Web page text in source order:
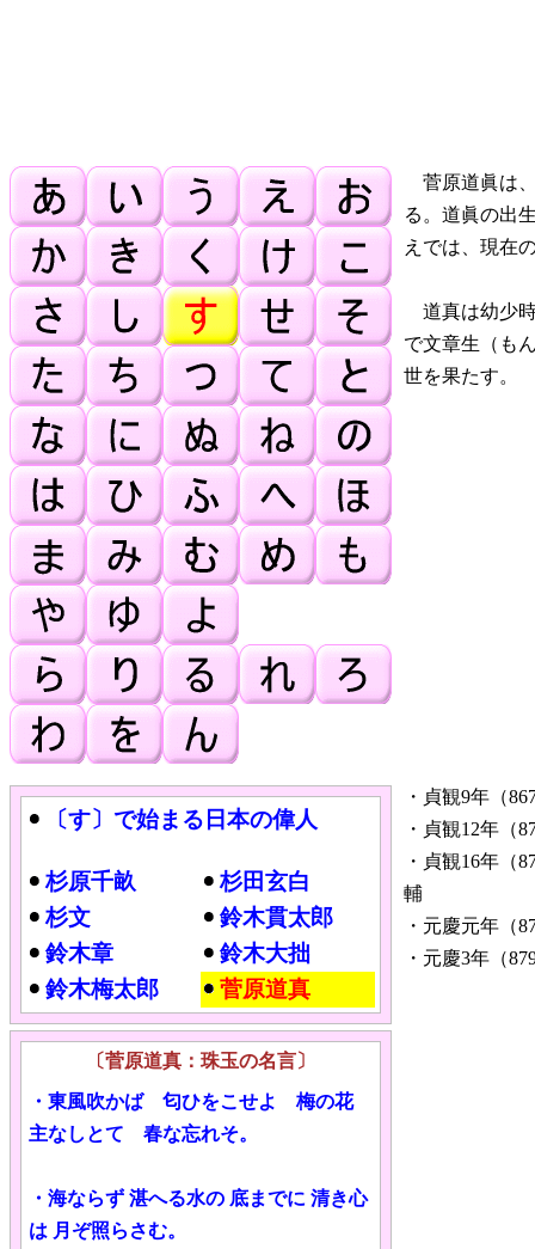
菅原道眞は
る。道眞の出
えでは、現在
道真は幼少時
で文章生（も
世を果たす。
・貞観9年（
・貞観12年（
・貞観16年（
輔
・元慶元年（
・元慶3年（
〔す〕で始まる日本の偉人
杉原千畝
杉田玄白
杉文
鈴木貫太郎
鈴木章
鈴木大拙
鈴木梅太郎
菅原道真
〔菅原道真：珠玉の名言〕
・東風吹かば 匂ひをこせよ 梅の花
主なしとて 春な忘れそ。
・海ならず 湛へる水の 底までに 清き心
は 月ぞ照らさむ。